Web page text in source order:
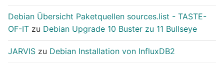
Debian Übersicht Paketquellen sources.list - TASTE-
OF-IT zu Debian Upgrade 10 Buster zu 11 Bullseye
JARVIS zu Debian Installation von InfluxDB2